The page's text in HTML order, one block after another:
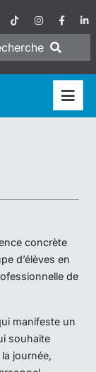
concrète
d’élèves en
de
manifeste un
souhaite
journée,